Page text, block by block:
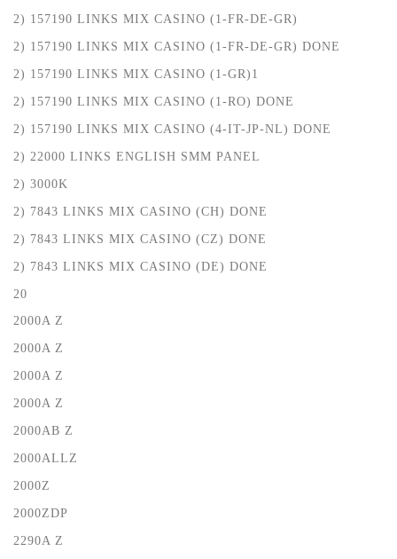
2) 157190 LINKS MIX CASINO (1-FR-DE-GR)
2) 157190 LINKS MIX CASINO (1-FR-DE-GR) DONE
2) 157190 LINKS MIX CASINO (1-GR)1
2) 157190 LINKS MIX CASINO (1-RO) DONE
2) 157190 LINKS MIX CASINO (4-IT-JP-NL) DONE
2) 22000 LINKS ENGLISH SMM PANEL
2) 3000K
2) 7843 LINKS MIX CASINO (CH) DONE
2) 7843 LINKS MIX CASINO (CZ) DONE
2) 7843 LINKS MIX CASINO (DE) DONE
20
2000A Z
2000A Z
2000A Z
2000A Z
2000AB Z
2000ALLZ
2000Z
2000ZDP
2290A Z